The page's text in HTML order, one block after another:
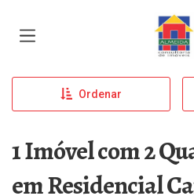
Ordenar
1 Imóvel com 2
em Residencial